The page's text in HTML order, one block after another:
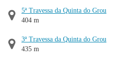
5ª Travessa da Quinta do Grou
404 m
3ª Travessa da Quinta do Grou
435 m